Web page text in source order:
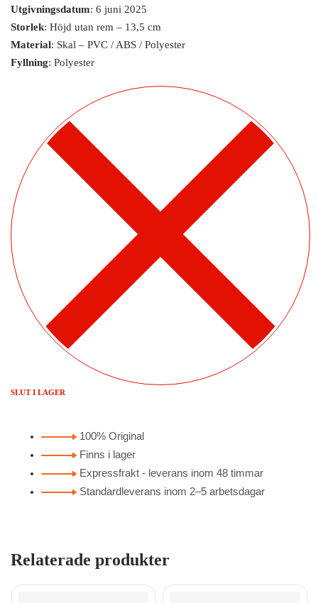
Utgivningsdatum: 6 juni 2025
Storlek: Höjd utan rem – 13,5 cm
Material: Skal – PVC / ABS / Polyester
Fyllning: Polyester
SLUT I LAGER
100% Original
Finns i lager
Expressfrakt - leverans inom 48 timmar
Standardleverans inom 2–5 arbetsdagar
Relaterade produkter